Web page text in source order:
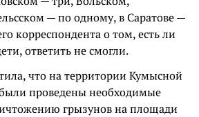
— по одному, в Саратове —
корреспондента о том, есть ли
ответить не смогли.
что на территории Кумысной
проведены необходимые
грызунов на площади